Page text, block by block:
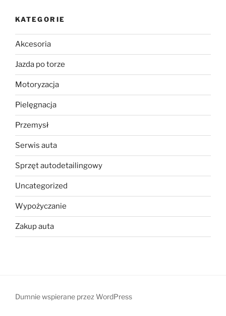
KATEGORIE
Akcesoria
Jazda po torze
Motoryzacja
Pielęgnacja
Przemysł
Serwis auta
Sprzęt autodetailingowy
Uncategorized
Wypożyczanie
Zakup auta
Dumnie wspierane przez WordPress